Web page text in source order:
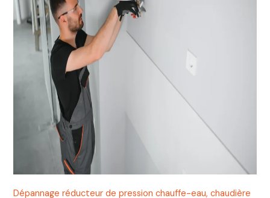
Dépannage réducteur de pression chauffe-eau, chaudière